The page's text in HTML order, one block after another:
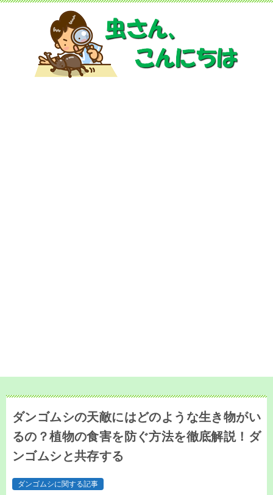
ダンゴムシの天敵にはどのような生き物がい
るの？植物の食害を防ぐ方法を徹底解説！ダ
ンゴムシと共存する
ダンゴムシに関する記事